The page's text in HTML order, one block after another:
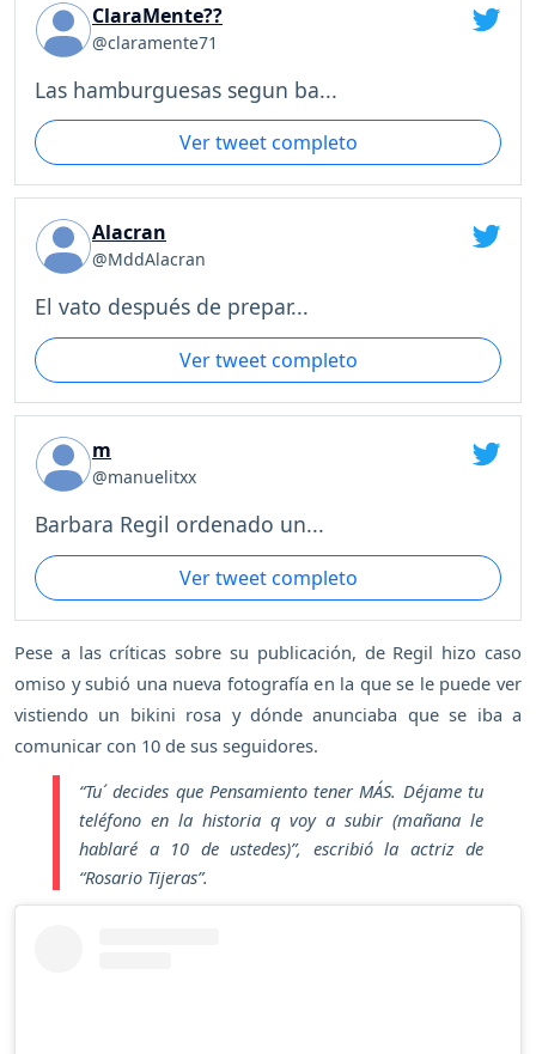
ClaraMente??
@claramente71
Las hamburguesas segun ba...
Ver tweet completo
Alacran
@MddAlacran
El vato después de prepar...
Ver tweet completo
m
@manuelitxx
Barbara Regil ordenado un...
Ver tweet completo
Pese a las críticas sobre su publicación, de Regil hizo caso
omiso y subió una nueva fotografía en la que se le puede ver
vistiendo un bikini rosa y dónde anunciaba que se iba a
comunicar con 10 de sus seguidores.
“Tu´ decides que Pensamiento tener MÁS. Déjame tu
teléfono en la historia q voy a subir (mañana le
hablaré a 10 de ustedes)”, escribió la actriz de
“Rosario Tijeras”.